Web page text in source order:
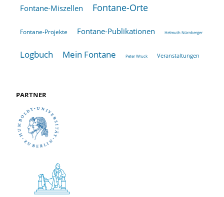
Fontane-Miszellen Fontane-Orte
Fontane-Projekte Fontane-Publikationen Helmuth Nürnberger
Logbuch Mein Fontane Peter Wruck Veranstaltungen
PARTNER